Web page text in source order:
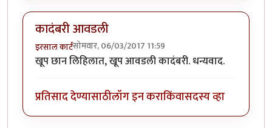
कादंबरी आवडली
इरसाल कार्टंसोमवार, 06/03/2017 11:59
खूप छान लिहिलात, खूप आवडली कादंबरी. धन्यवाद.
प्रतिसाद देण्यासाठीलॉग इन कराकिंवासदस्य व्हा